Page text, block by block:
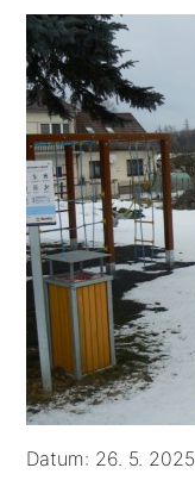
Datum: 26. 5. 2025